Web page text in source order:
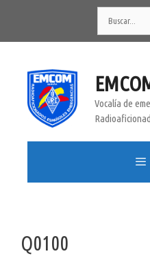
contenido
Vocalía de
Q0100